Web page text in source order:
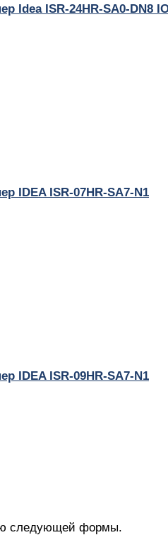
Idea ISR-24HR-SA0-DN8
IDEA ISR-07HR-SA7-N1
IDEA ISR-09HR-SA7-N1
следующей формы.